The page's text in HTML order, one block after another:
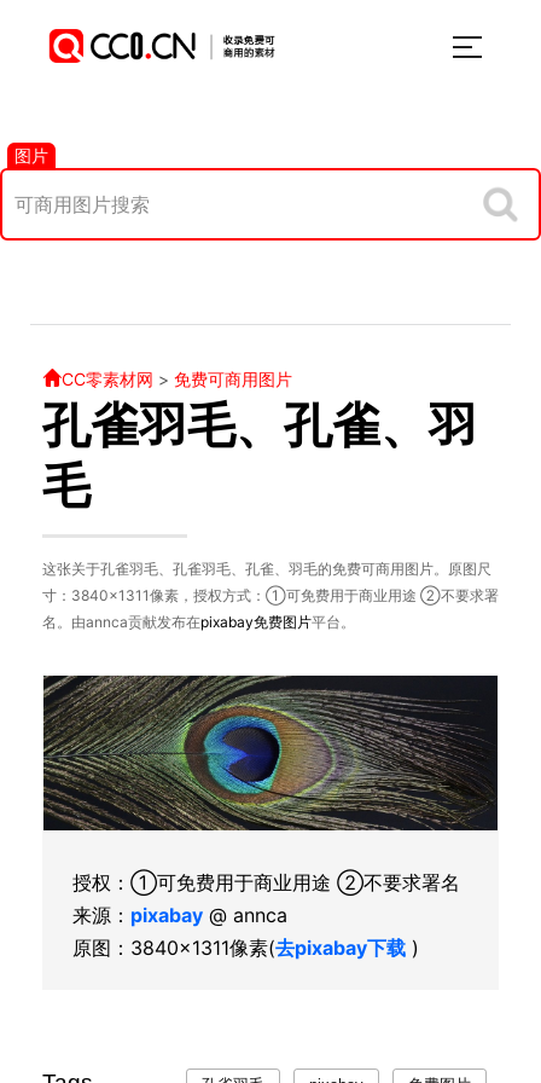
图片
CC零素材网 > 免费可商用图片
孔雀羽毛、孔雀、羽
毛
这张关于孔雀羽毛、孔雀羽毛、孔雀、羽毛的免费可商用图片。原图尺
寸：3840×1311像素，授权方式：①可免费用于商业用途 ②不要求署
名。由annca贡献发布在pixabay免费图片平台。
授权：①可免费用于商业用途 ②不要求署名
来源： pixabay @ annca
原图：3840×1311像素(去pixabay下载 )